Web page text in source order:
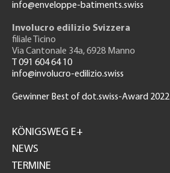
info@enveloppe-batiments.swiss
Involucro edilizio Svizzera
filiale Ticino
Via Cantonale 34a, 6928 Manno
T 091 604 64 10
info@involucro-edilizio.swiss
Gewinner Best of dot.swiss-Award 2022
GH
KÖNIGSWEG E+
NEWS
TERMINE